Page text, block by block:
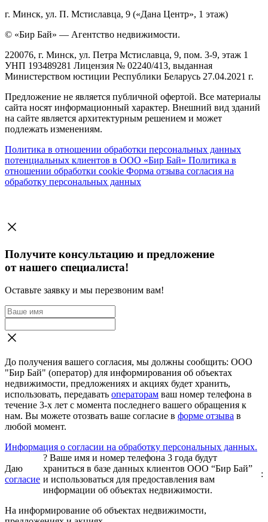
г. Минск, ул. П. Мстиславца, 9 («Дана Центр», 1 этаж)
© «Бир Бай» — Агентство недвижимости.
220076, г. Минск, ул. Петра Мстиславца, 9, пом. 3-9, этаж 1
УНП 193489281 Лицензия № 02240/413, выданная
Министерством юстиции Республики Беларусь 27.04.2021 г.
Предложение не является публичной офертой. Все материалы
сайта носят информационный характер. Внешний вид зданий
на сайте является архитектурным решением и может
подлежать изменениям.
Политика в отношении обработки персональных данных
потенциальных клиентов в ООО «Бир Бай» Политика в
отношении обработки cookie Форма отзыва согласия на
обработку персональных данных
Получите консультацию и предложение
от нашего специалиста!
Оставьте заявку и мы перезвоним вам!
До получения вашего согласия, мы должны сообщить: ООО
"Бир Бай" (оператор) для информирования об объектах
недвижимости, предложениях и акциях будет хранить,
использовать, передавать операторам ваш номер телефона в
течение 3-х лет с момента последнего вашего обращения к
нам. Вы можете отозвать ваше согласие в форме отзыва в
любой момент.
Информация о согласии на обработку персональных данных.
Даю
согласие
? Ваше имя и номер телефона 3 года будут
храниться в базе данных клиентов ООО “Бир Бай”
и использоваться для предоставления вам
информации об объектах недвижимости.
:
На информирование об объектах недвижимости,